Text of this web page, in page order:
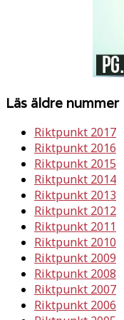
Läs äldre nummer
Riktpunkt 2017
Riktpunkt 2016
Riktpunkt 2015
Riktpunkt 2014
Riktpunkt 2013
Riktpunkt 2012
Riktpunkt 2011
Riktpunkt 2010
Riktpunkt 2009
Riktpunkt 2008
Riktpunkt 2007
Riktpunkt 2006